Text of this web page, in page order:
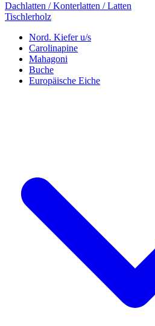
Dachlatten / Konterlatten / Latten
Tischlerholz
Nord. Kiefer u/s
Carolinapine
Mahagoni
Buche
Europäische Eiche